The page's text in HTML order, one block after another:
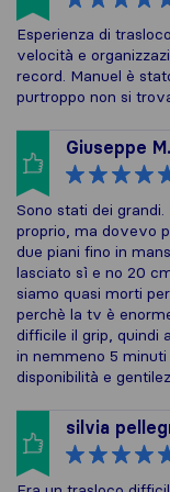
Esperienza di
velocità e
record. Manuel è
purtroppo non si
Giuseppe M.
Sono stati dei
proprio, ma dovevo
due piani fino in
lasciato sì e no 20
siamo quasi morti
perchè la tv è
difficile il grip, quindi
in nemmeno 5
disponibilità e
silvia